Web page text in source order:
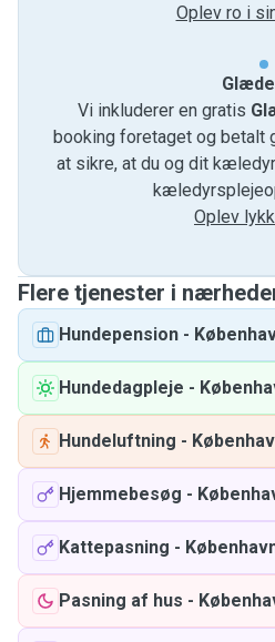
Oplev ro i
Glæde
Vi inkluderer en gratis
booking foretaget og betalt
at sikre, at du og dit
Oplev
Flere tjenester i
Hundepension -
Hundedagpleje -
Hundeluftning -
Hjemmebesøg -
Kattepasning -
Pasning af hus -